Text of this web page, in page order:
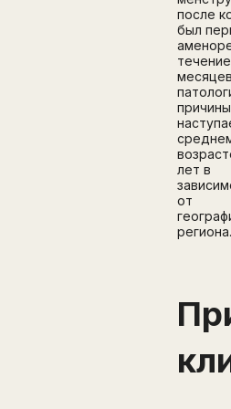
после
был
течение
лет в
от
региона.